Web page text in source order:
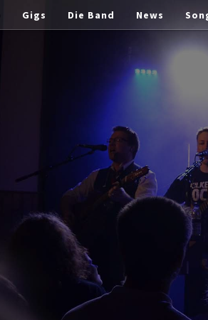
Gigs Die Band News